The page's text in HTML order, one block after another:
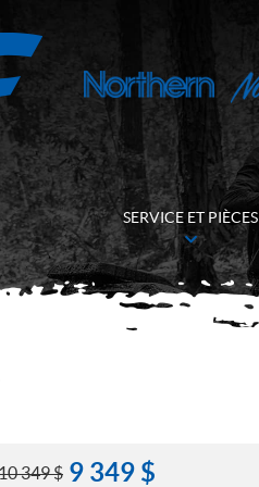
SERVICE ET PIÈCES
349$ 9 349 $